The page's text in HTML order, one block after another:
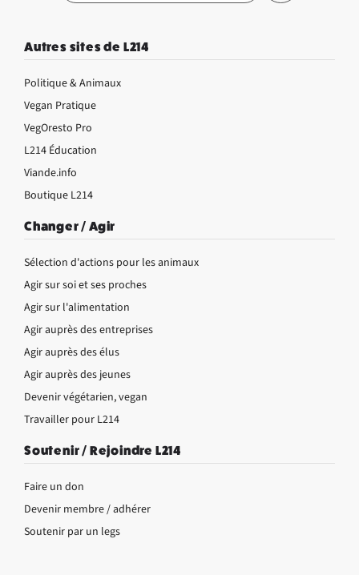
Autres sites de L214
Politique & Animaux
Vegan Pratique
VegOresto Pro
L214 Éducation
Viande.info
Boutique L214
Changer / Agir
Sélection d'actions pour les animaux
Agir sur soi et ses proches
Agir sur l'alimentation
Agir auprès des entreprises
Agir auprès des élus
Agir auprès des jeunes
Devenir végétarien, vegan
Travailler pour L214
Soutenir / Rejoindre L214
Faire un don
Devenir membre / adhérer
Soutenir par un legs